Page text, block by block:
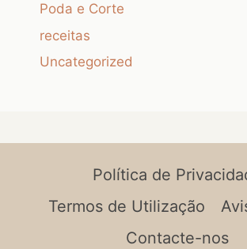
Poda e Corte
receitas
Uncategorized
Política de
Termos de Utilização
Contacte-nos